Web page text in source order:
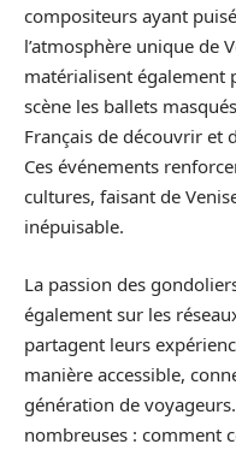
compositeurs ayant
l’atmosphère unique de
matérialisent également
scène les ballets
Français de découvrir et
Ces événements
cultures, faisant de
inépuisable.
La passion des
également sur les
partagent leurs
manière accessible,
génération de
nombreuses : comment